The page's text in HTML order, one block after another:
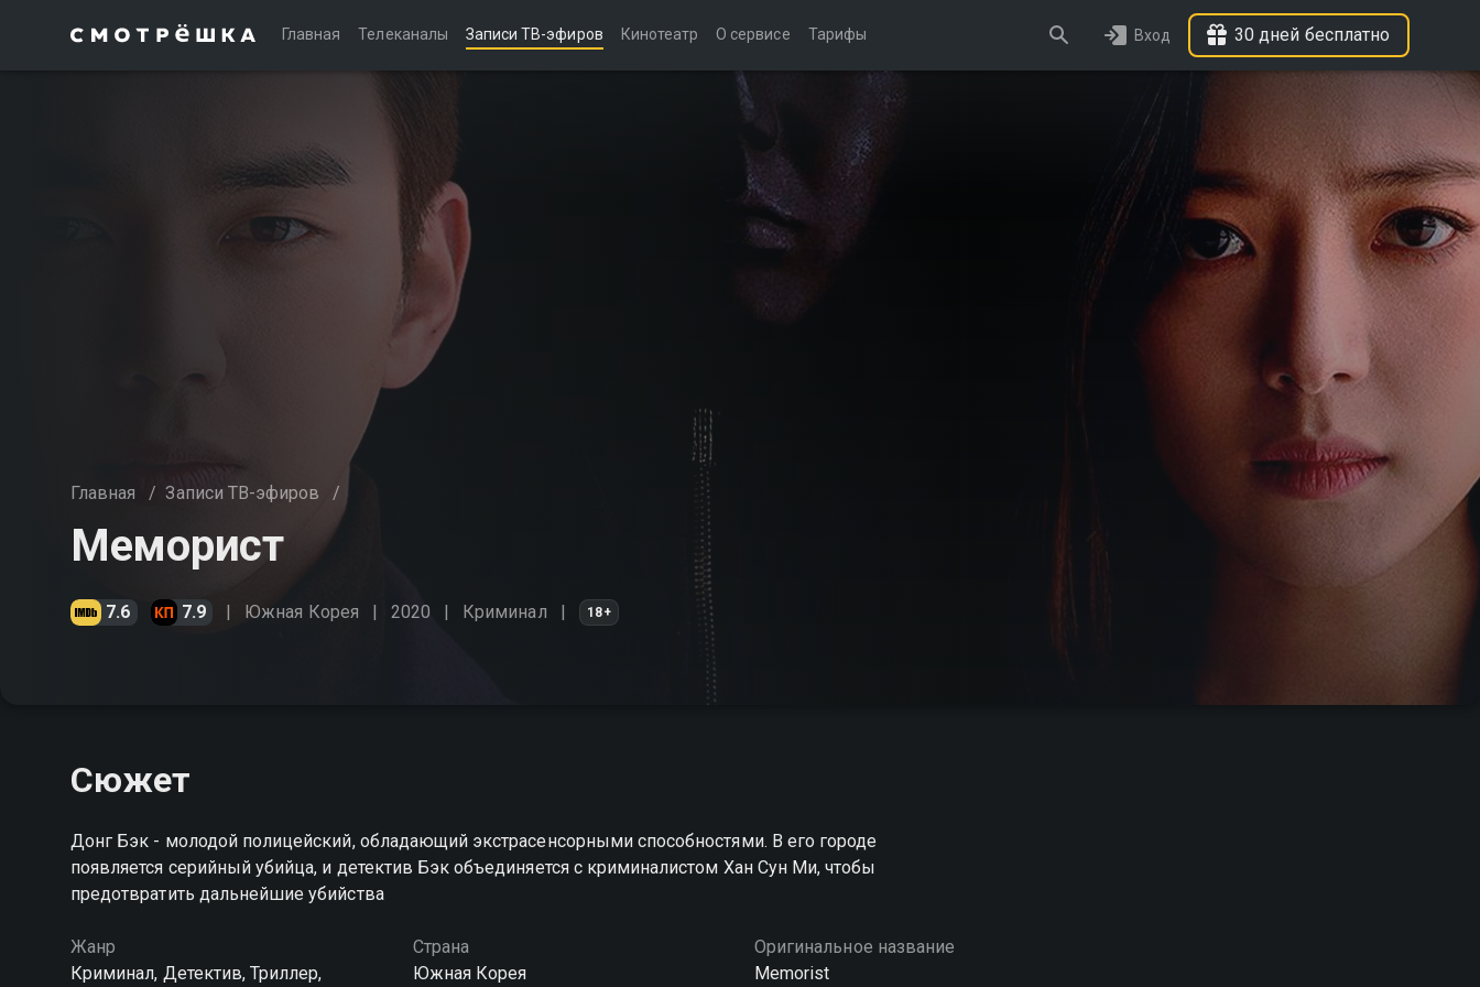
Главная Телеканалы Записи ТВ-эфиров Кинотеатр О сервисе Тарифы Вход 30 дней бесплатно
Главная / Записи ТВ-эфиров /
Меморист
7.6 7.9 Южная Корея 2020 Криминал 18+
Сюжет
Донг Бэк - молодой полицейский, обладающий экстрасенсорными способностями. В его городе
появляется серийный убийца, и детектив Бэк объединяется с криминалистом Хан Сун Ми, чтобы
предотвратить дальнейшие убийства
Жанр
Криминал, Детектив, Триллер,
Страна
Южная Корея
Оригинальное название
Memorist